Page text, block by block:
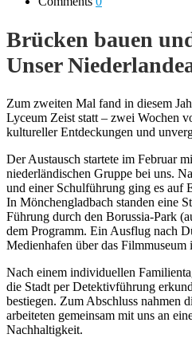
Brücken bauen
Unser
Zum zweiten Mal fand in diesem
Lyceum Zeist statt – zwei Wochen
kultureller Entdeckungen und
Der Austausch startete im Februar
niederländischen Gruppe bei uns.
und einer Schulführung ging es auf
In Mönchengladbach standen eine
Führung durch den Borussia-Park
dem Programm. Ein Ausflug nach
Medienhafen über das Filmmuseum
Nach einem individuellen
die Stadt per Detektivführung
bestiegen. Zum Abschluss nahmen
arbeiteten gemeinsam mit uns an
Nachhaltigkeit.